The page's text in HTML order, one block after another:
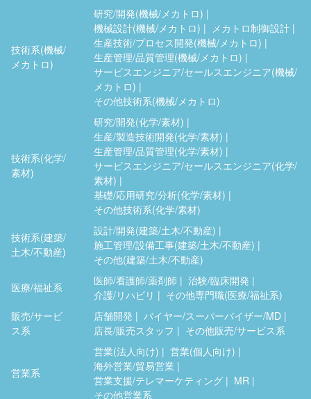
技術系(機械/
メカトロ)
研究/開発(機械/メカトロ)
機械設計(機械/メカトロ)
メカトロ制御設計
生産技術/プロセス開発(機械/メカトロ)
生産管理/品質管理(機械/メカトロ)
サービスエンジニア/セールスエンジニア(機械/
メカトロ)
その他技術系(機械/メカトロ)
技術系(化学/
素材)
研究/開発(化学/素材)
生産/製造技術開発(化学/素材)
生産管理/品質管理(化学/素材)
サービスエンジニア/セールスエンジニア(化学/
素材)
基礎/応用研究/分析(化学/素材)
その他技術系(化学/素材)
技術系(建築/
土木/不動産)
設計/開発(建築/土木/不動産)
施工管理/設備工事(建築/土木/不動産)
その他(建築/土木/不動産)
医療/福祉系
医師/看護師/薬剤師
治験/臨床開発
介護/リハビリ
その他専門職(医療/福祉系)
販売/サービ
ス系
店舗開発
バイヤー/スーパーバイザー/MD
店長/販売スタッフ
その他販売/サービス系
営業系
営業(法人向け)
営業(個人向け)
海外営業/貿易営業
営業支援/テレマーケティング
MR
その他営業系